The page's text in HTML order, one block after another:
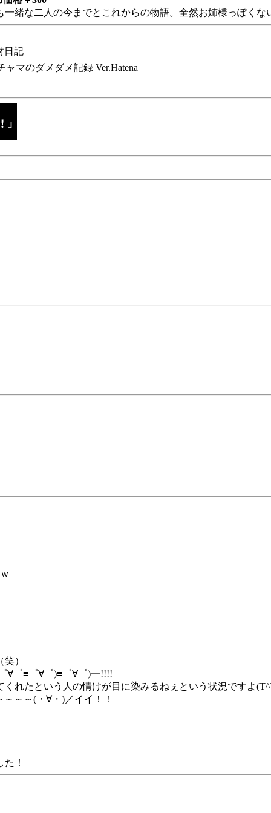
緒な二人の今までとこれからの物語。全然お姉様っぽくな
日記
ャマのダメダメ記録 Ver.Hatena
）
∀゜≡゜∀゜)≡゜∀゜)━!!!!
れたという人の情けが目に染みるねぇという状況ですよ
～～(・∀・)／イイ！！
！